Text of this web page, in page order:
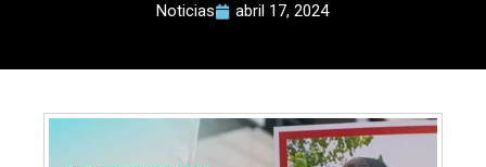
Noticias abril 17, 2024